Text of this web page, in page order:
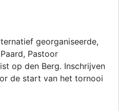
georganiseerde,
Pastoor
op den Berg. Inschrijven
de start van het tornooi